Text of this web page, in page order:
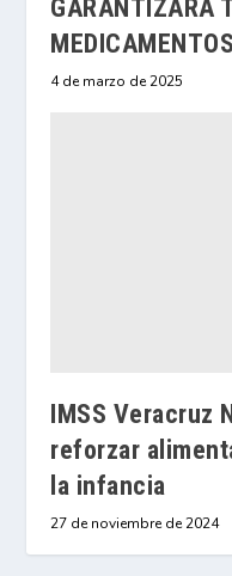
GARANTIZARÁ
4 de marzo de 2025
IMSS Veracruz
reforzar
la infancia
27 de noviembre de 2024